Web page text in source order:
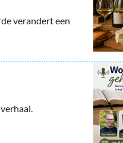
verandert een